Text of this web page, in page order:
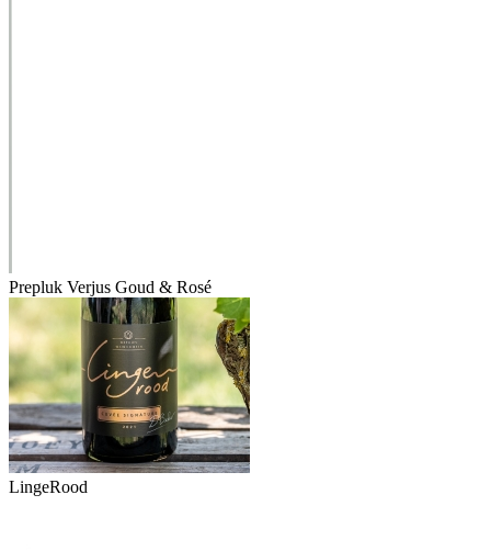
Prepluk Verjus Goud & Rosé
LingeRood